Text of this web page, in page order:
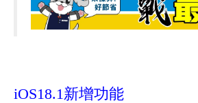
iOS18.1新增功能